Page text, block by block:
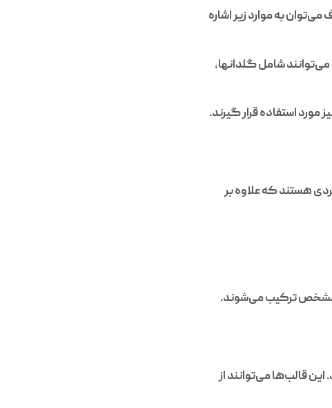
به موارد زیر اشاره
شامل گلدانها،
استفاده قرار گیرند.
هستند که علاوه بر
مشخص ترکیب می‌شوند.
قالب‌ها می‌توانند از